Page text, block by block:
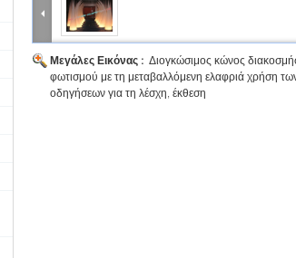
Μεγάλες Εικόνας : Διογκώσιμος κώνος
φωτισμού με τη μεταβαλλόμενη ελαφριά χρήση
οδηγήσεων για τη λέσχη, έκθεση